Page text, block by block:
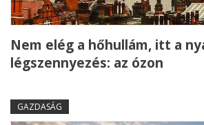
Nem elég a hőhullám, itt a
légszennyezés: az ózon
GAZDASÁG